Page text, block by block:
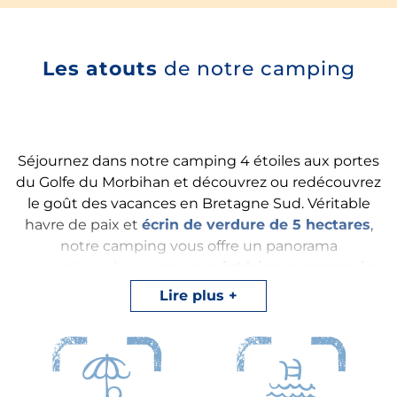
Les atouts de notre camping
Lire plus
Séjournez dans notre camping 4 étoiles aux portes
du Golfe du Morbihan et découvrez ou redécouvrez
le goût des vacances en Bretagne Sud. Véritable
havre de paix et écrin de verdure de 5 hectares,
notre camping vous offre un panorama
d’une centaine d’îles et îlots
. À seulement 500 m
du camping, profitez de l’unique lieu de baignade
la presqu’île de Conleau, de laquelle notre camping
tire son nom, se transforme en
mini-station